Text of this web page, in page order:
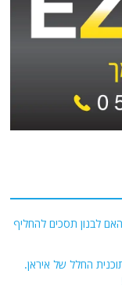
לבנון תסכים להחליף
החלל של איראן.